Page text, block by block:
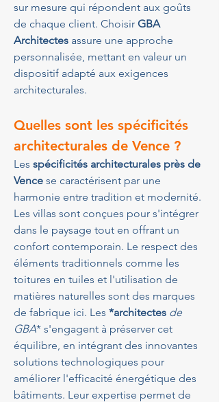
sur mesure qui répondent aux goûts
de chaque client. Choisir GBA
Architectes assure une approche
personnalisée, mettant en valeur un
dispositif adapté aux exigences
architecturales.
Quelles sont les spécificités
architecturales de Vence ?
Les spécificités architecturales près de
Vence se caractérisent par une
harmonie entre tradition et modernité.
Les villas sont conçues pour s'intégrer
dans le paysage tout en offrant un
confort contemporain. Le respect des
éléments traditionnels comme les
toitures en tuiles et l'utilisation de
matières naturelles sont des marques
de fabrique ici. Les *architectes de
GBA* s'engagent à préserver cet
équilibre, en intégrant des innovantes
solutions technologiques pour
améliorer l'efficacité énergétique des
bâtiments. Leur expertise permet de